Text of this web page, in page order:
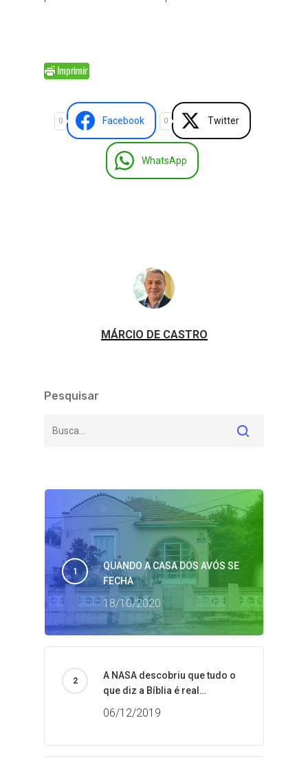
0 Facebook 0 Twitter
WhatsApp
MÁRCIO DE CASTRO
Pesquisar
QUANDO A CASA DOS AVÓS SE
FECHA
18/10/2020
A NASA descobriu que tudo o
que diz a Bíblia é real…
06/12/2019